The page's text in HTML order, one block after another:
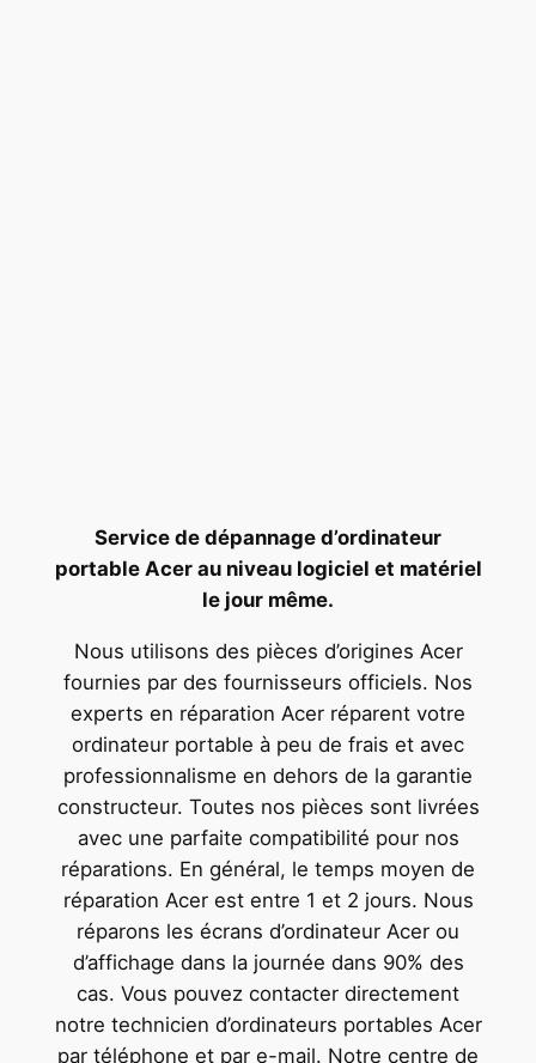
Service de dépannage d’ordinateur
portable Acer au niveau logiciel et matériel
le jour même.
Nous utilisons des pièces d’origines Acer
fournies par des fournisseurs officiels. Nos
experts en réparation Acer réparent votre
ordinateur portable à peu de frais et avec
professionnalisme en dehors de la garantie
constructeur. Toutes nos pièces sont livrées
avec une parfaite compatibilité pour nos
réparations. En général, le temps moyen de
réparation Acer est entre 1 et 2 jours. Nous
réparons les écrans d’ordinateur Acer ou
d’affichage dans la journée dans 90% des
cas. Vous pouvez contacter directement
notre technicien d’ordinateurs portables Acer
par téléphone et par e-mail. Notre centre de